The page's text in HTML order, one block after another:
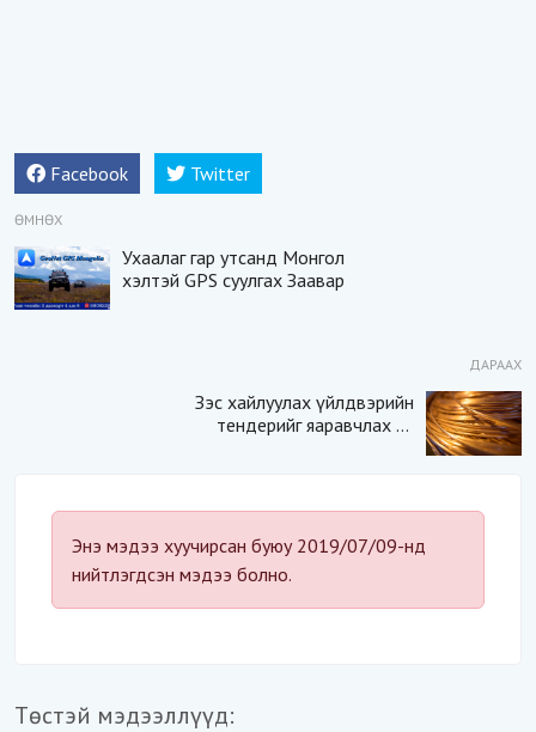
Facebook Twitter
ӨМНӨХ
Ухаалаг гар утсанд Монгол
хэлтэй GPS суулгах Заавар
ДАРААХ
Зэс хайлуулах үйлдвэрийн
тендерийг яаравчлах нь
Энэ мэдээ хуучирсан буюу 2019/07/09-нд
нийтлэгдсэн мэдээ болно.
Төстэй мэдээллүүд: